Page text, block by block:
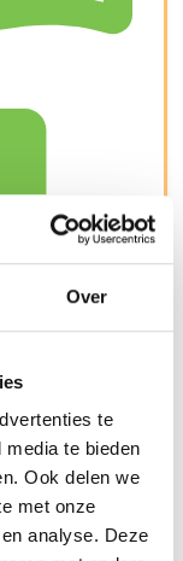
Over
te
te bieden
Ook delen we
met onze
analyse. Deze